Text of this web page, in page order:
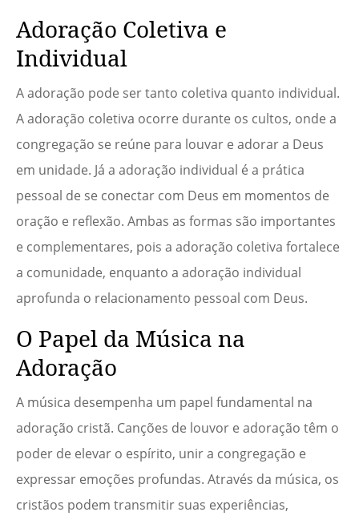
Adoração Coletiva e
Individual
A adoração pode ser tanto coletiva quanto individual.
A adoração coletiva ocorre durante os cultos, onde a
congregação se reúne para louvar e adorar a Deus
em unidade. Já a adoração individual é a prática
pessoal de se conectar com Deus em momentos de
oração e reflexão. Ambas as formas são importantes
e complementares, pois a adoração coletiva fortalece
a comunidade, enquanto a adoração individual
aprofunda o relacionamento pessoal com Deus.
O Papel da Música na
Adoração
A música desempenha um papel fundamental na
adoração cristã. Canções de louvor e adoração têm o
poder de elevar o espírito, unir a congregação e
expressar emoções profundas. Através da música, os
cristãos podem transmitir suas experiências,